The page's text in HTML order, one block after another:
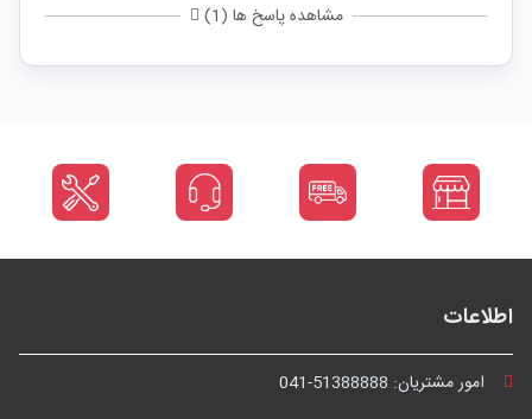
مشاهده پاسخ ها (1)
اطلاعات
امور مشتریان: 041-51388888